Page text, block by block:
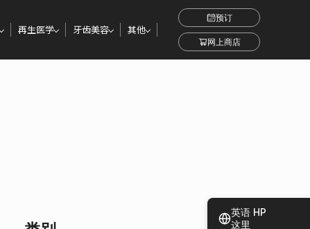
再生医学 牙齿美容 其他
预订
网上商店
英语 HP
这里